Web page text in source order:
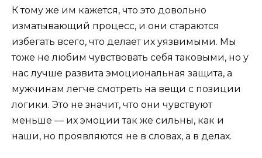
К тому же им кажется, что это довольно
изматывающий процесс, и они стараются
избегать всего, что делает их уязвимыми. Мы
тоже не любим чувствовать себя таковыми, но у
нас лучше развита эмоциональная защита, а
мужчинам легче смотреть на вещи с позиции
логики. Это не значит, что они чувствуют
меньше — их эмоции так же сильны, как и
наши, но проявляются не в словах, а в делах.